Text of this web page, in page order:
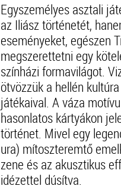
Egyszemélyes asztali
az Iliász történetét,
eseményeket, egészen
megszerettetni egy
színházi formavilágot.
ötvözzük a hellén
játékaival. A váza
hasonlatos kártyákon
történet. Mivel egy
ura) mítoszteremtő
zene és az akusztikus
idézettel dúsítva.